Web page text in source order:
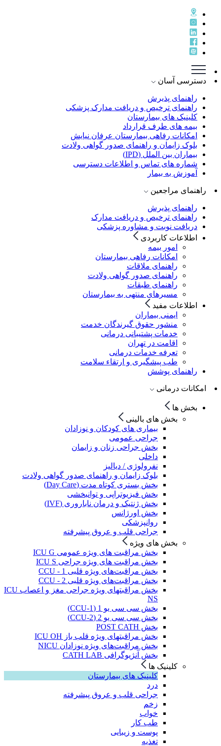
دسترسی آسان
راهنمای پذيرش
راهنمای ترخيص و دريافت مدارک پزشکی
کلینیک های بیمارستان
بیمه های طرف قرارداد
امکانات رفاهی بیمارستان عرفان نیایش
بلوک زایمان و راهنمای صدور گواهی ولادت
بیماران بین الملل (IPD)
شماره های تماس و اطلاعات دسترسی
آموزش به بیمار
راهنمای مراجعین
راهنمای پذیرش
راهنمای ترخیص و دریافت مدارک
دریافت نوبت و مشاوره پزشکی
اطلاعات کاربردی
امور بیمه
امکانات رفاهی بیمارستان
راهنمای ملاقات
راهنمای صدور گواهی ولادت
راهنمای طبقات
مسیرهای منتهی به بیمارستان
اطلاعات مفید
ایمنی بیماران
منشور حقوق گیرندگان خدمت
خدمات پشتیبانی درمانی
اقامت در تهران
تعرفه خدمات درمانی
طب پیشگیری و ارتقاء سلامت
راهنمای پوشش
امکانات درمانی
بخش ها
بخش های بالینی
بیماری های کودکان و نوزادان
جراحی عمومی
بخش جراحی زنان و زایمان
داخلی
نفرولوژی / دیالیز
بلوک زایمان و راهنمای صدور گواهی ولادت
بخش بستری کوتاه مدت (Day Care)
بخش فیزیوتراپی و توانبخشی
بخش ژنتیک و درمان ناباروری (IVF)
بخش اورژانس
روانپزشکی
جراحی قلب و عروق پیشرفته
بخش های ویژه
بخش مراقبت های ویژه عمومی ICU G
بخش مراقبت های ویژه جراحی ICU S
بخش مراقبت‌های ویژه قلبی CCU - 1
بخش مراقبت‌های ویژه قلبی CCU - 2
بخش مراقبتهای ویژه جراحی مغز و اعصاب ICU
NS
بخش سی سی یو 1 (CCU-1)
بخش سی سی یو 2 (CCU-2)
بخش POST CATH
بخش مراقبتهای ویژه قلب باز ICU OH
بخش مراقبت‌های ویژه نوزادان NICU
بخش آنژیوگرافی CATH LAB
کلینیک ها
کلینیک های بیمارستان
درد
جراحی قلب و عروق پیشرفته
زخم
خواب
طب کار
پوست و زیبایی
تغذیه